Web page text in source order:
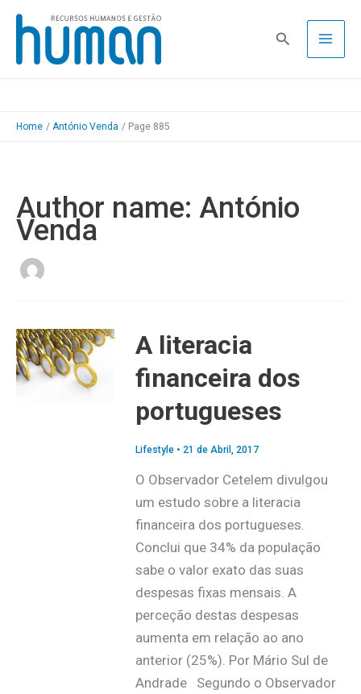
Skip
content
Pesquisa
Home António Venda Page 885
Author name: António
Venda
A literacia
financeira dos
portugueses
Lifestyle• 21 de Abril, 2017
O Observador Cetelem divulgou
um estudo sobre a literacia
financeira dos portugueses.
Conclui que 34% da população
sabe o valor exato das suas
despesas fixas mensais. A
perceção destas despesas
aumenta em relação ao ano
anterior (25%). Por Mário Sul de
Andrade Segundo o Observador